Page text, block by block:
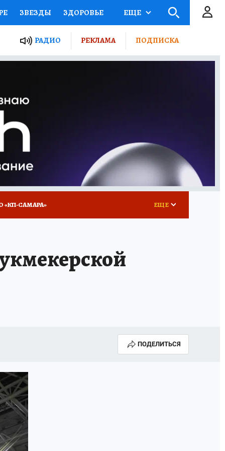
ЗВЕЗДЫ ЗДОРОВЬЕ
ПРОЕКТЫ РОССИИ
ПУТЕВОДИТЕЛЬ
ЕЩЕ
РАДИО РЕКЛАМА ПОДПИСКА
«КП-САМАРА»
ДЕНЬ ПОБЕДЫ В САМАРЕ 2025
ЕЩЕ
ПОДЕЛИТЬСЯ